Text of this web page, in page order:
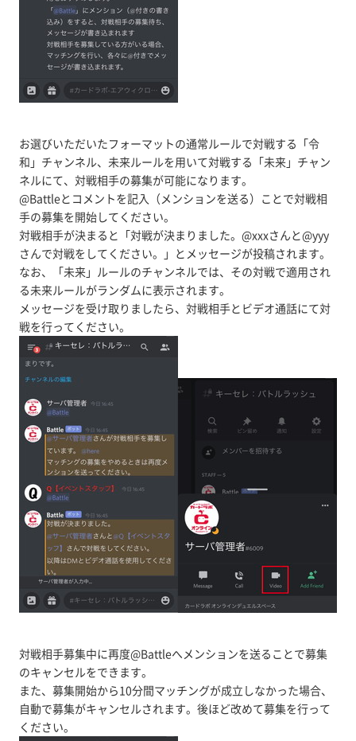
お選びいただいたフォーマットの通常ルールで対戦する「令
和」チャンネル、未来ルールを用いて対戦する「未来」チャン
ネルにて、対戦相手の募集が可能になります。
@Battleとコメントを記入（メンションを送る）ことで対戦相
手の募集を開始してください。
対戦相手が決まると「対戦が決まりました。@xxxさんと@yyy
さんで対戦をしてください。」とメッセージが投稿されます。
なお、「未来」ルールのチャンネルでは、その対戦で適用され
る未来ルールがランダムに表示されます。
メッセージを受け取りましたら、対戦相手とビデオ通話にて対
戦を行ってください。
対戦相手募集中に再度@Battleへメンションを送ることで募集
のキャンセルをできます。
また、募集開始から10分間マッチングが成立しなかった場合、
自動で募集がキャンセルされます。後ほど改めて募集を行って
ください。